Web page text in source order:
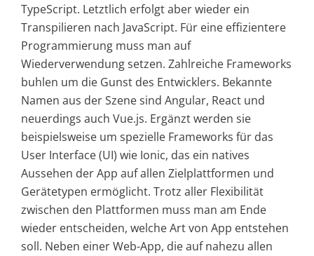
TypeScript. Letztlich erfolgt aber wieder ein
Transpilieren nach JavaScript. Für eine effizientere
Programmierung muss man auf
Wiederverwendung setzen. Zahlreiche Frameworks
buhlen um die Gunst des Entwicklers. Bekannte
Namen aus der Szene sind Angular, React und
neuerdings auch Vue.js. Ergänzt werden sie
beispielsweise um spezielle Frameworks für das
User Interface (UI) wie Ionic, das ein natives
Aussehen der App auf allen Zielplattformen und
Gerätetypen ermöglicht. Trotz aller Flexibilität
zwischen den Plattformen muss man am Ende
wieder entscheiden, welche Art von App entstehen
soll. Neben einer Web-App, die auf nahezu allen